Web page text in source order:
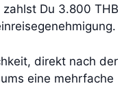
Du 3.800 THB
direkt nach der
eine mehrfache